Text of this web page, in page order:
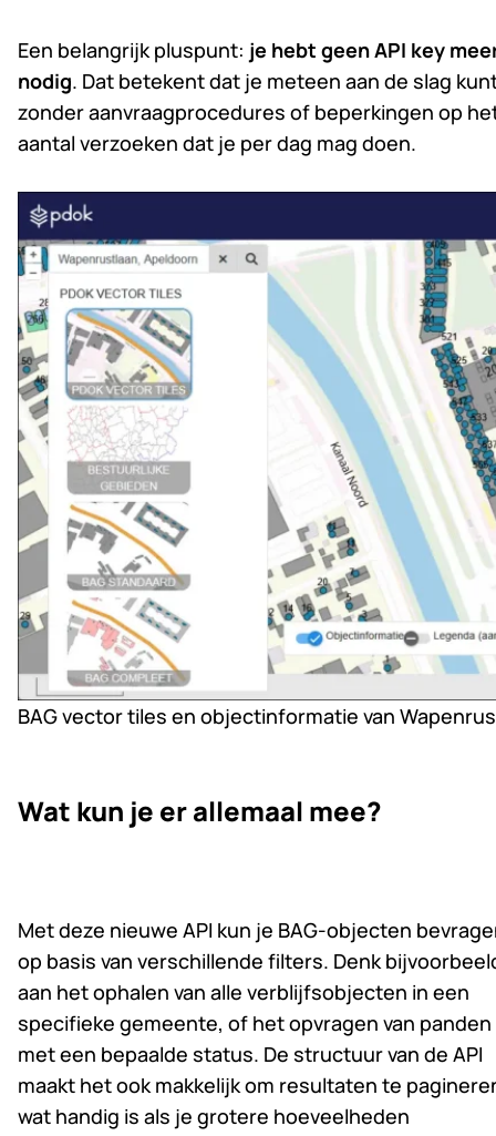
Een belangrijk pluspunt: je hebt geen API key
nodig. Dat betekent dat je meteen aan de slag
zonder aanvraagprocedures of beperkingen op
aantal verzoeken dat je per dag mag doen.
BAG vector tiles en objectinformatie van
Wat kun je er allemaal mee?
Met deze nieuwe API kun je BAG-objecten
op basis van verschillende filters. Denk
aan het ophalen van alle verblijfsobjecten in een
specifieke gemeente, of het opvragen van panden
met een bepaalde status. De structuur van de API
maakt het ook makkelijk om resultaten te
wat handig is als je grotere hoeveelheden